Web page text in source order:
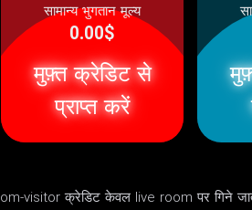
सामान्य भुगतान मूल्य
0.00$
मुफ़्त क्रेडिट से
प्राप्त करें
visitor क्रेडिट केवल live room पर गिने